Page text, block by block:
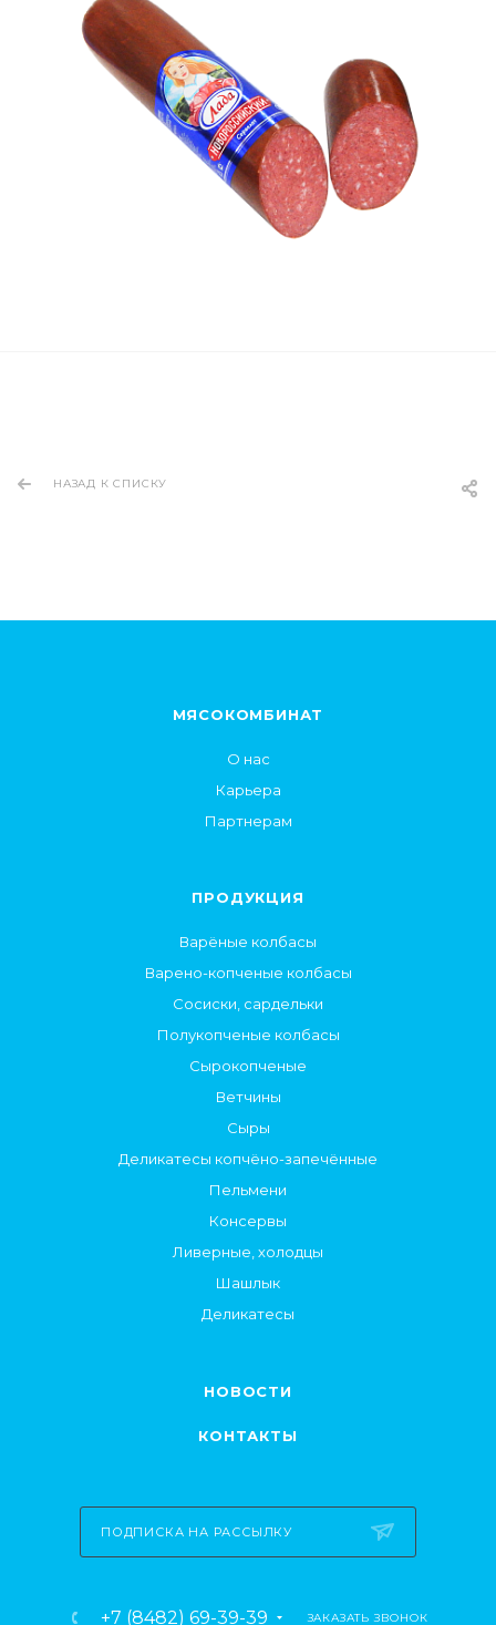
НАЗАД К СПИСКУ
МЯСОКОМБИНАТ
О нас
Карьера
Партнерам
ПРОДУКЦИЯ
Варёные колбасы
Варено-копченые колбасы
Сосиски, сардельки
Полукопченые колбасы
Сырокопченые
Ветчины
Сыры
Деликатесы копчёно-запечённые
Пельмени
Консервы
Ливерные, холодцы
Шашлык
Деликатесы
НОВОСТИ
КОНТАКТЫ
ПОДПИСКА НА РАССЫЛКУ
+7 (8482) 69-39-39 ЗАКАЗАТЬ ЗВОНОК